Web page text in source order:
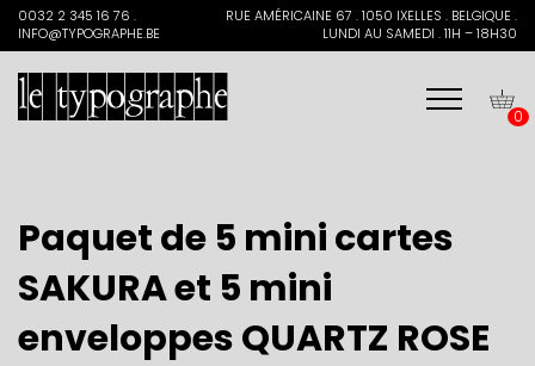
Search
for:0032 2 345 16 76 .
INFO@TYPOGRAPHE.BE
RUE AMÉRICAINE 67 . 1050 IXELLES . BELGIQUE .
LUNDI AU SAMEDI . 11H – 18H30
0
Paquet de 5 mini cartes
SAKURA et 5 mini
enveloppes QUARTZ ROSE